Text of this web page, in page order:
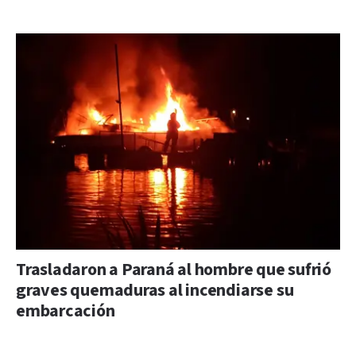
Trasladaron a Paraná al hombre que sufrió
graves quemaduras al incendiarse su
embarcación